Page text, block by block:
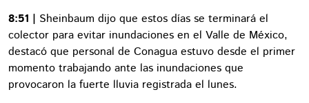
8:51 | Sheinbaum dijo que estos días se terminará el
colector para evitar inundaciones en el Valle de México,
destacó que personal de Conagua estuvo desde el primer
momento trabajando ante las inundaciones que
provocaron la fuerte lluvia registrada el lunes.